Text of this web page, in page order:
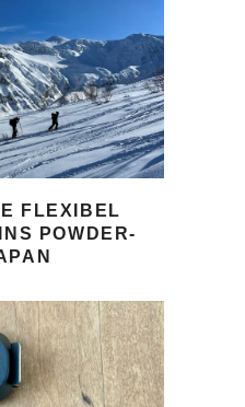
FLEXIBEL
POWDER-